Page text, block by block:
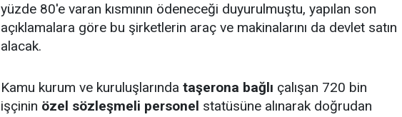
yüzde 80'e varan kısmının ödeneceği duyurulmuştu, yapılan son
açıklamalara göre bu şirketlerin araç ve makinalarını da devlet satın
alacak.
Kamu kurum ve kuruluşlarında taşerona bağlı çalışan 720 bin
işçinin özel sözleşmeli personel statüsüne alınarak doğrudan